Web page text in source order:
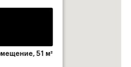
51 м²